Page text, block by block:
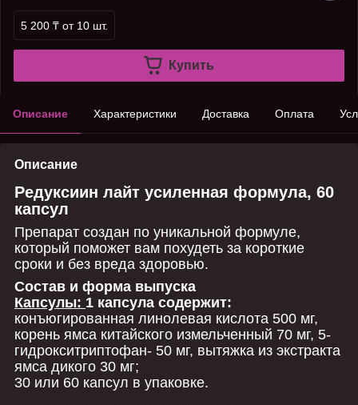
5 200 ₸ от 10 шт.
Купить
Описание Характеристики Доставка Оплата
Описание
Редуксиин лайт усиленная формула, 60
капсул
Препарат создан по уникальной формуле,
который поможет вам похудеть за короткие
сроки и без вреда здоровью.
Состав и форма выпуска
Капсулы: 1 капсула содержит:
конъюгированная линолевая кислота 500 мг,
корень ямса китайского измельченный 70 мг, 5-
гидрокситриптофан- 50 мг, вытяжка из экстракта
ямса дикого 30 мг;
30 или 60 капсул в упаковке.